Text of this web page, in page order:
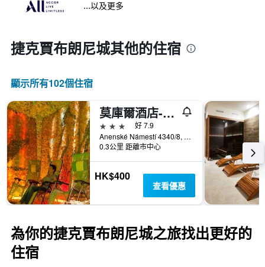
...以及更多
捷克賈布朗尼城​其他的住宿
顯示所有102​個住宿
莫庫爾酒店- 尼斯河畔亞布洛內茨
3星級
好 7.9
Anenské Námestí 4340/8, 捷克賈布朗尼城, 利貝雷茨州, 捷克共和國
0.3公里 距離市中心
HK$400
查看優惠
為你的捷克賈布朗尼城之旅找出更好的
住宿